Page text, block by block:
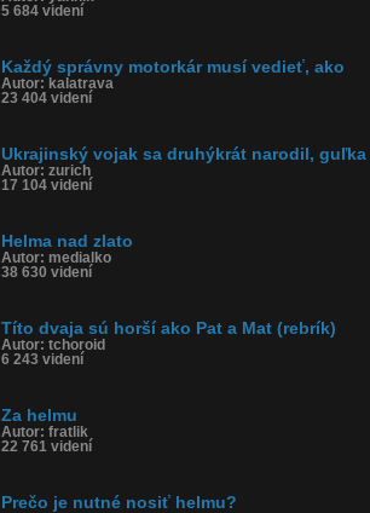
5 684 videní
Každý správny motorkár musí vedieť, ako
Autor: kalatrava
23 404 videní
Ukrajinský vojak sa druhýkrát narodil, guľka
Autor: zurich
17 104 videní
Helma nad zlato
Autor: medialko
38 630 videní
Títo dvaja sú horší ako Pat a Mat (rebrík)
Autor: tchoroid
6 243 videní
Za helmu
Autor: fratlik
22 761 videní
Prečo je nutné nosiť helmu?